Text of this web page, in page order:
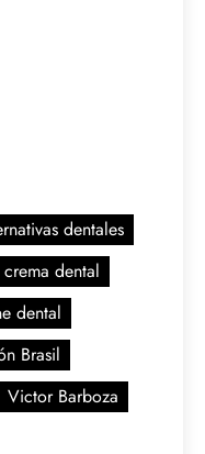
dentales
crema dental
dental
Brasil
Victor Barboza